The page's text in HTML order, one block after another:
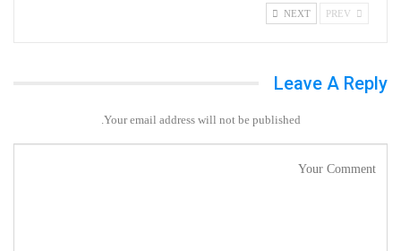
NEXT
Leave A Reply
Your email address will not be published.